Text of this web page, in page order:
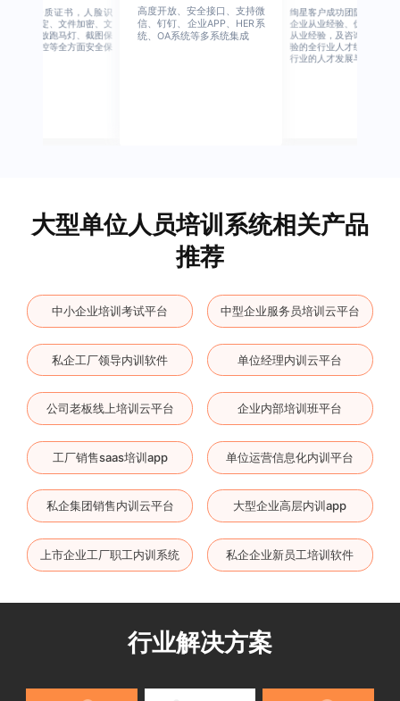
业权威资质证书，人脸识
、设备绑定、文件加密、文
水印、播放跑马灯、截图保
、权限管控等全方面安全保
高度开放、安全接口、支持微
信、钉钉、企业APP、HER系
统、OA系统等多系统集成
绚星客户成功团队，由有多
企业从业经验、优秀培训机
从业经验，及咨询公司从业
验的全行业人才组成，涉猎
行业的人才发展与培养模块
大型单位人员培训系统相关产品
推荐
中小企业培训考试平台 中型企业服务员培训云平台
私企工厂领导内训软件 单位经理内训云平台
公司老板线上培训云平台 企业内部培训班平台
工厂销售saas培训app 单位运营信息化内训平台
私企集团销售内训云平台 大型企业高层内训app
上市企业工厂职工内训系统 私企企业新员工培训软件
行业解决方案